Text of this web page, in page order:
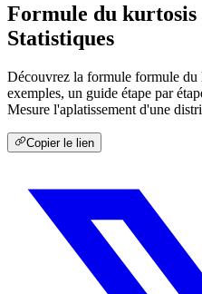
Formule du kurtosis
Statistiques
Découvrez la formule formule du
exemples, un guide étape par
Mesure l'aplatissement d'une
Copier le lien